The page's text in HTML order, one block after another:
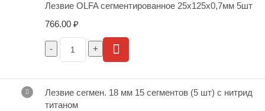
Лезвие OLFA сегментированное 25х125х0,7мм 5шт
766.00 ₽
Лезвие сегмен. 18 мм 15 сегментов (5 шт) с нитрид
титаном